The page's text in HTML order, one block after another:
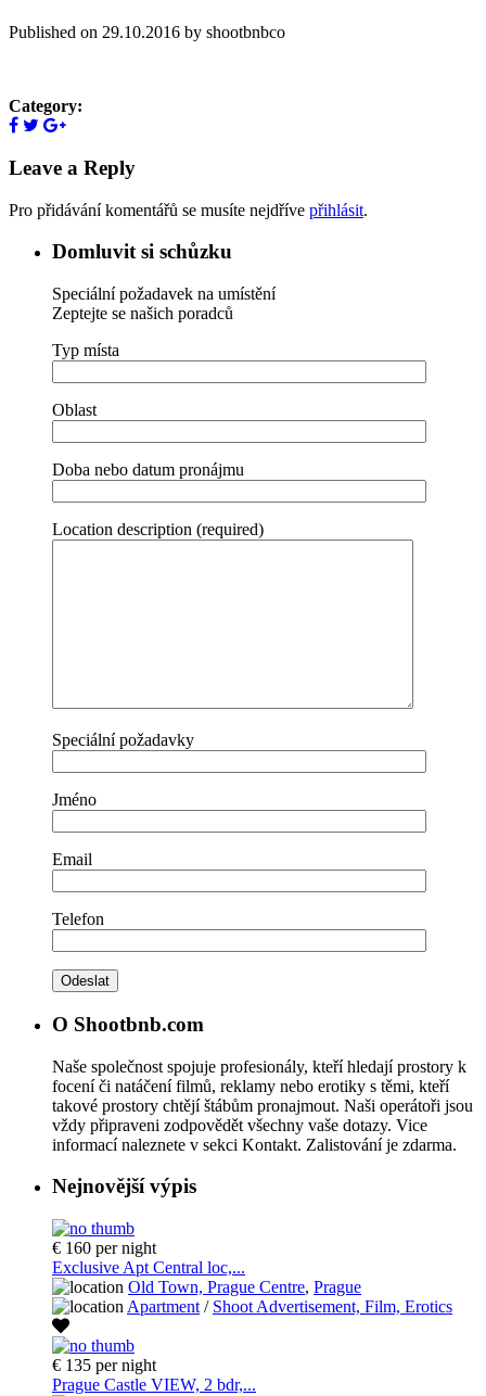
Published on 29.10.2016 by shootbnbco
Category:
Leave a Reply
Pro přidávání komentářů se musíte nejdříve přihlásit.
Domluvit si schůzku
Speciální požadavek na umístění
Zeptejte se našich poradců
Typ místa
Oblast
Doba nebo datum pronájmu
Location description (required)
Speciální požadavky
Jméno
Email
Telefon
O Shootbnb.com
Naše společnost spojuje profesionály, kteří hledají prostory k
focení či natáčení filmů, reklamy nebo erotiky s těmi, kteří
takové prostory chtějí štábům pronajmout. Naši operátoři jsou
vždy připraveni zodpovědět všechny vaše dotazy. Vice
informací naleznete v sekci Kontakt. Zalistování je zdarma.
Nejnovější výpis
€ 160 per night
Exclusive Apt Central loc,...
Old Town, Prague Centre, Prague
Apartment / Shoot Advertisement, Film, Erotics
€ 135 per night
Prague Castle VIEW, 2 bdr,...